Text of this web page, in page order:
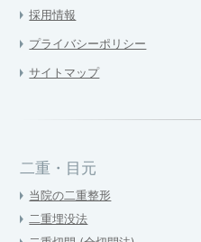
採用情報
プライバシーポリシー
サイトマップ
二重・目元
当院の二重整形
二重埋没法